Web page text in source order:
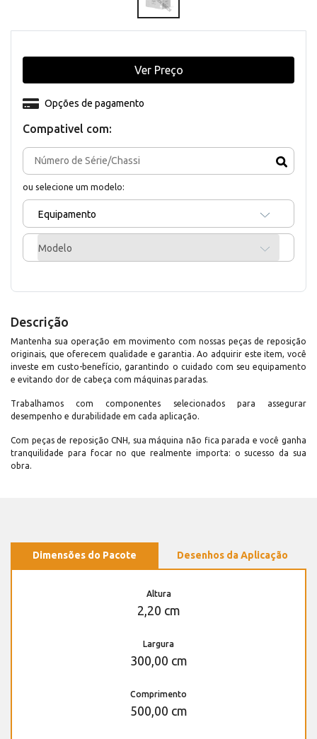
Compativel com:
ou selecione um modelo:
Equipamento
Modelo
Opções de pagamento
Ver Preço
Descrição
Mantenha sua operação em movimento com nossas peças de reposição
originais, que oferecem qualidade e garantia. Ao adquirir este item, você
investe em custo-benefício, garantindo o cuidado com seu equipamento
e evitando dor de cabeça com máquinas paradas.
Trabalhamos com componentes selecionados para assegurar
desempenho e durabilidade em cada aplicação.
Com peças de reposição CNH, sua máquina não fica parada e você ganha
tranquilidade para focar no que realmente importa: o sucesso da sua
obra.
Dimensões do Pacote Desenhos da Aplicação
Altura
2,20 cm
Largura
300,00 cm
Comprimento
500,00 cm